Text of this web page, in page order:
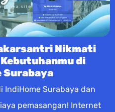
Nikmati
di
Surabaya
IndiHome Surabaya dan
pemasangan! Internet